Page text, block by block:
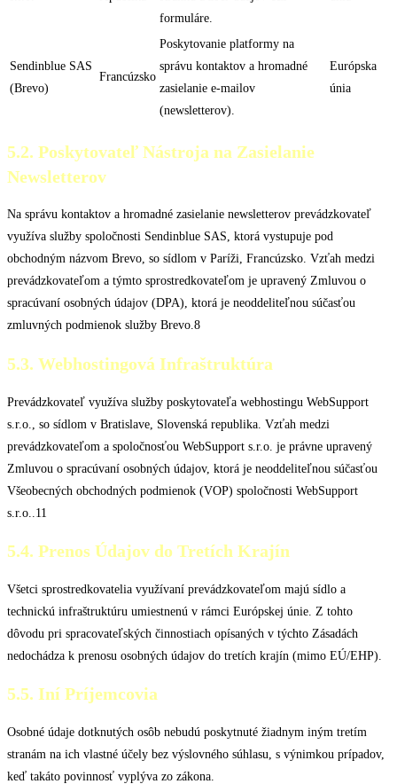
formuláre.
Sendinblue SAS
(Brevo)
Francúzsko
Poskytovanie platformy na
správu kontaktov a hromadné
zasielanie e-mailov
(newsletterov).
Európska
únia
5.2. Poskytovateľ Nástroja na Zasielanie
Newsletterov
Na správu kontaktov a hromadné zasielanie newsletterov prevádzkovateľ
využíva služby spoločnosti Sendinblue SAS, ktorá vystupuje pod
obchodným názvom Brevo, so sídlom v Paríži, Francúzsko. Vzťah medzi
prevádzkovateľom a týmto sprostredkovateľom je upravený Zmluvou o
spracúvaní osobných údajov (DPA), ktorá je neoddeliteľnou súčasťou
zmluvných podmienok služby Brevo.8
5.3. Webhostingová Infraštruktúra
Prevádzkovateľ využíva služby poskytovateľa webhostingu WebSupport
s.r.o., so sídlom v Bratislave, Slovenská republika. Vzťah medzi
prevádzkovateľom a spoločnosťou WebSupport s.r.o. je právne upravený
Zmluvou o spracúvaní osobných údajov, ktorá je neoddeliteľnou súčasťou
Všeobecných obchodných podmienok (VOP) spoločnosti WebSupport
s.r.o..11
5.4. Prenos Údajov do Tretích Krajín
Všetci sprostredkovatelia využívaní prevádzkovateľom majú sídlo a
technickú infraštruktúru umiestnenú v rámci Európskej únie. Z tohto
dôvodu pri spracovateľských činnostiach opísaných v týchto Zásadách
nedochádza k prenosu osobných údajov do tretích krajín (mimo EÚ/EHP).
5.5. Iní Príjemcovia
Osobné údaje dotknutých osôb nebudú poskytnuté žiadnym iným tretím
stranám na ich vlastné účely bez výslovného súhlasu, s výnimkou prípadov,
keď takáto povinnosť vyplýva zo zákona.